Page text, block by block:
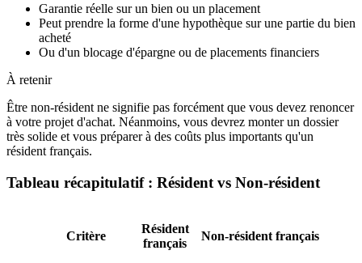
Garantie réelle sur un bien ou un placement
Peut prendre la forme d'une hypothèque sur une partie du bien
acheté
Ou d'un blocage d'épargne ou de placements financiers
À retenir
Être non-résident ne signifie pas forcément que vous devez renoncer
à votre projet d'achat. Néanmoins, vous devrez monter un dossier
très solide et vous préparer à des coûts plus importants qu'un
résident français.
Tableau récapitulatif : Résident vs Non-résident
Critère
Résident
français
Non-résident français